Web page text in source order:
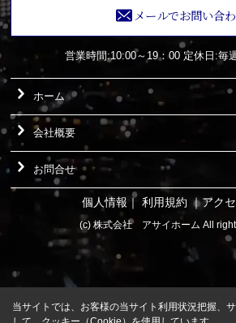
メールでお問い合
営業時間:10:00～19：00 定休日:毎
ホーム
会社概要
お問合せ
個人情報 ｜ 利用規約 ｜アク
(c) 株式会社 アサイホーム All
当サイトでは、お客様の当サイト利用状況把握、